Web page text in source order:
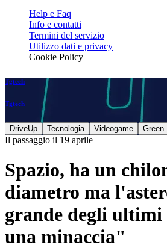
Help e Faq
Info e contatti
Termini del servizio
Utilizzo dati e privacy
Cookie Policy
Tgtech
Tgtech
DriveUp Tecnologia Videogame Green
Il passaggio il 19 aprile
Spazio, ha un
diametro ma
grande degli
una minaccia"